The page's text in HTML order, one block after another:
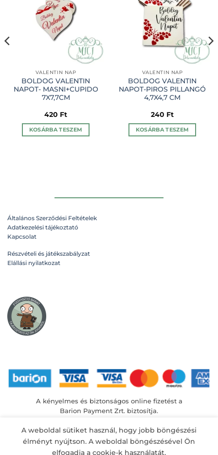
VALENTIN NAP
BOLDOG VALENTIN
NAPOT- MASNI+CUPIDO
7X7,7CM
420 Ft
KOSÁRBA TESZEM
VALENTIN NAP
BOLDOG VALENTIN
NAPOT-PIROS PILLANGÓ
4,7X4,7 CM
240 Ft
KOSÁRBA TESZEM
Általános Szerződési Feltételek
Adatkezelési tájékoztató
Kapcsolat
Részvételi és játékszabályzat
Elállási nyilatkozat
A kényelmes és biztonságos online fizetést a
Barion Payment Zrt. biztosítja.
A weboldal sütiket használ, hogy jobb böngészési
élményt nyújtson. A weboldal böngészésével Ön
elfogadja a cookie-k használatát.